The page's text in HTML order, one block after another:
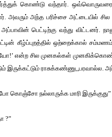
கொண்டு வந்தார்.
அந்த பரிச்சை அட்டையில் சில
பெட்டிற்கு வந்து விட்டனர்.
கீழ்ப்புறத்தில் ஒற்றைக்கால் சம்மணம்
என்ற சில முனகல்கள்
இருக்கட்டும் ராசுக்கண்ணு,,பரவால்ல.
கொஞ்சோ நல்லாருக்க மாரி இருக்குது”
?”